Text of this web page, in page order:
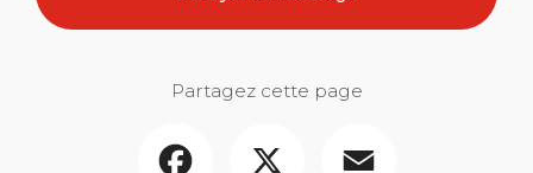
Partagez cette page